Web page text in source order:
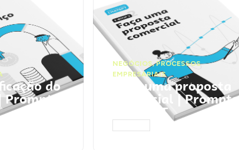
do
Prompts
NEGÓCIOS,PROCESSOS
EMPRESARIAIS
Faça uma proposta
comercial | Prompts
ChatGPT